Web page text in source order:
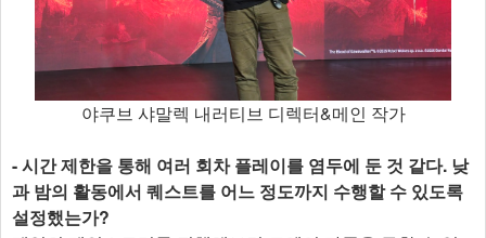
야쿠브 샤말렉 내러티브 디렉터&메인 작가
- 시간 제한을 통해 여러 회차 플레이를 염두에 둔 것 같다. 낮
과 밤의 활동에서 퀘스트를 어느 정도까지 수행할 수 있도록
설정했는가?